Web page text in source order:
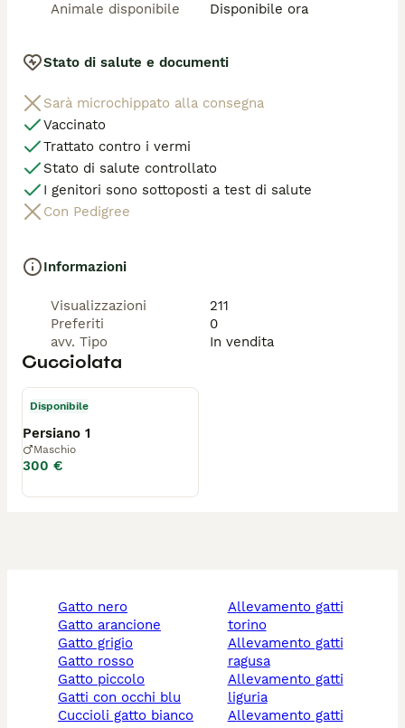
Animale disponibile
Disponibile ora
Stato di salute e documenti
Sarà microchippato alla consegna
Vaccinato
Trattato contro i vermi
Stato di salute controllato
I genitori sono sottoposti a test di salute
Con Pedigree
Informazioni
Visualizzazioni
211
Preferiti
0
avv. Tipo
In vendita
Cucciolata
Disponibile
Persiano 1
Maschio
300 €
gatto nero
gatto arancione
gatto grigio
gatto rosso
gatto piccolo
gatti con occhi blu
cuccioli gatto bianco
allevamento gatti
torino
allevamento gatti
ragusa
allevamento gatti
liguria
allevamento gatti